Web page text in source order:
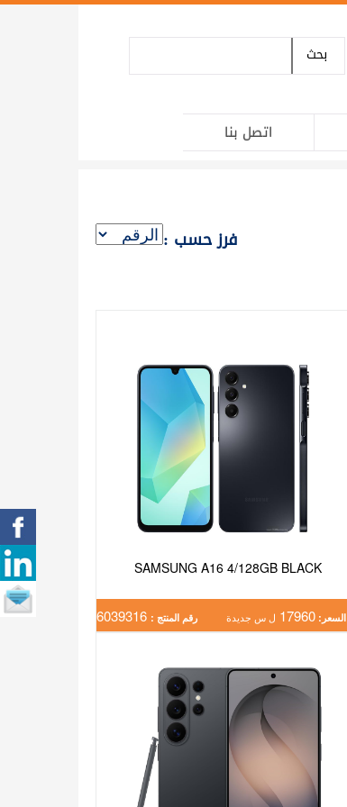
بحث
اتصل بنا
فرز حسب :
SAMSUNG A16 4/128GB BLACK
السعر: 17960 ل س جديدة رقم المنتج :